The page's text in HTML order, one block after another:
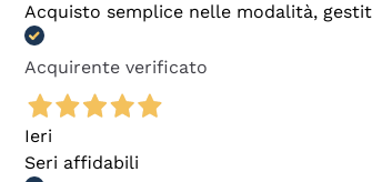
Acquisto semplice nelle modalità,
Acquirente verificato
Ieri
Seri affidabili